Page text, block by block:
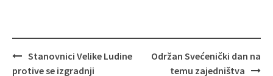
Navigacija
Stanovnici Velike Ludine
protive se izgradnji
Održan Svećenički dan na
temu zajedništva